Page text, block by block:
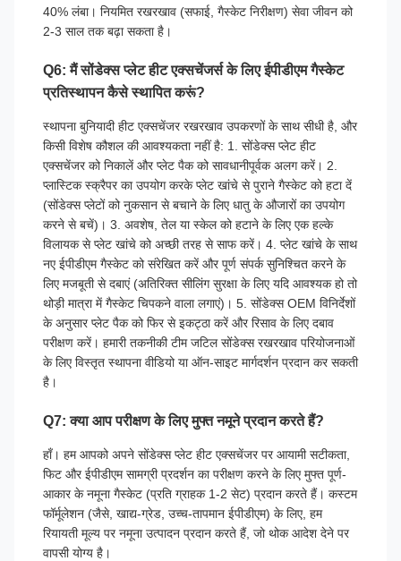
40% लंबा। नियमित रखरखाव (सफाई, गैस्केट निरीक्षण) सेवा जीवन को
2-3 साल तक बढ़ा सकता है।
Q6: मैं सोंडेक्स प्लेट हीट एक्सचेंजर्स के लिए ईपीडीएम गैस्केट
प्रतिस्थापन कैसे स्थापित करूं?
स्थापना बुनियादी हीट एक्सचेंजर रखरखाव उपकरणों के साथ सीधी है, और
किसी विशेष कौशल की आवश्यकता नहीं है: 1. सोंडेक्स प्लेट हीट
एक्सचेंजर को निकालें और प्लेट पैक को सावधानीपूर्वक अलग करें। 2.
प्लास्टिक स्क्रैपर का उपयोग करके प्लेट खांचे से पुराने गैस्केट को हटा दें
(सोंडेक्स प्लेटों को नुकसान से बचाने के लिए धातु के औजारों का उपयोग
करने से बचें)। 3. अवशेष, तेल या स्केल को हटाने के लिए एक हल्के
विलायक से प्लेट खांचे को अच्छी तरह से साफ करें। 4. प्लेट खांचे के साथ
नए ईपीडीएम गैस्केट को संरेखित करें और पूर्ण संपर्क सुनिश्चित करने के
लिए मजबूती से दबाएं (अतिरिक्त सीलिंग सुरक्षा के लिए यदि आवश्यक हो तो
थोड़ी मात्रा में गैस्केट चिपकने वाला लगाएं)। 5. सोंडेक्स OEM विनिर्देशों
के अनुसार प्लेट पैक को फिर से इकट्ठा करें और रिसाव के लिए दबाव
परीक्षण करें। हमारी तकनीकी टीम जटिल सोंडेक्स रखरखाव परियोजनाओं
के लिए विस्तृत स्थापना वीडियो या ऑन-साइट मार्गदर्शन प्रदान कर सकती
है।
Q7: क्या आप परीक्षण के लिए मुफ्त नमूने प्रदान करते हैं?
हाँ। हम आपको अपने सोंडेक्स प्लेट हीट एक्सचेंजर पर आयामी सटीकता,
फिट और ईपीडीएम सामग्री प्रदर्शन का परीक्षण करने के लिए मुफ्त पूर्ण-
आकार के नमूना गैस्केट (प्रति ग्राहक 1-2 सेट) प्रदान करते हैं। कस्टम
फॉर्मूलेशन (जैसे, खाद्य-ग्रेड, उच्च-तापमान ईपीडीएम) के लिए, हम
रियायती मूल्य पर नमूना उत्पादन प्रदान करते हैं, जो थोक आदेश देने पर
वापसी योग्य है।